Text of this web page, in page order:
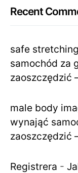
Recent
safe
samochód za
zaoszczędzić
male body
wynająć
zaoszczędzić
Registrera -